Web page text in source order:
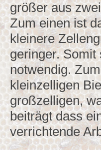
größer aus
Zum einen ist
kleinere
geringer. Somit
notwendig.
kleinzelligen
großzelligen,
beiträgt dass
verrichtende